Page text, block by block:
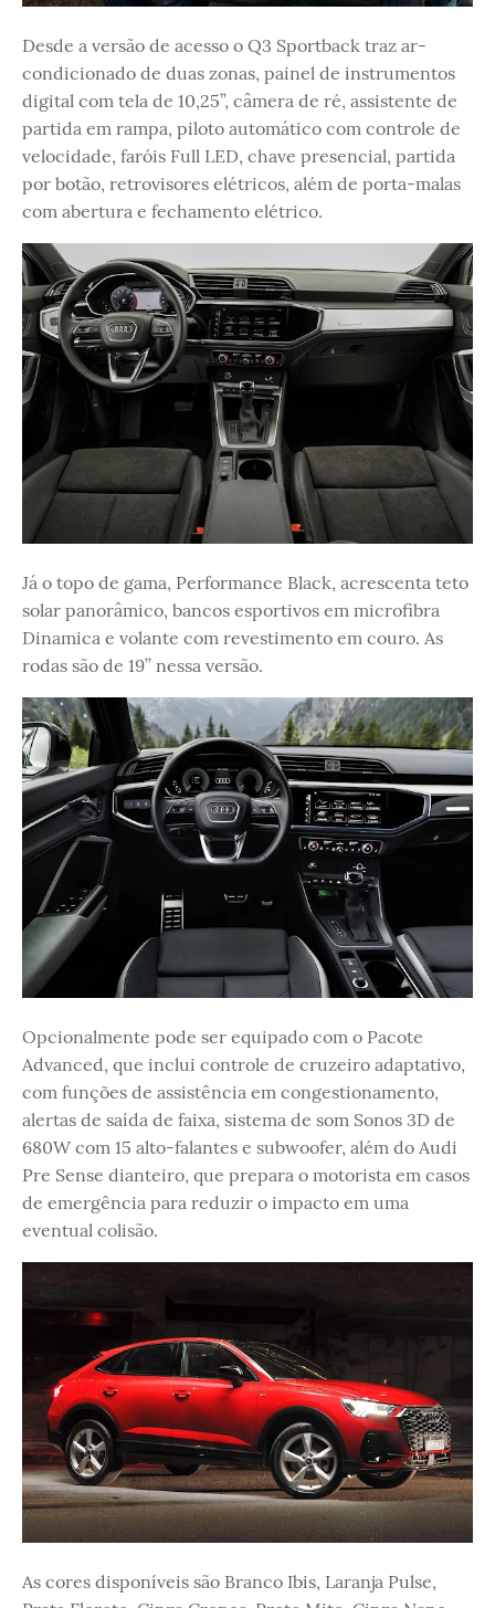
Desde a versão de acesso o Q3 Sportback traz ar-
condicionado de duas zonas, painel de instrumentos
digital com tela de 10,25”, câmera de ré, assistente de
partida em rampa, piloto automático com controle de
velocidade, faróis Full LED, chave presencial, partida
por botão, retrovisores elétricos, além de porta-malas
com abertura e fechamento elétrico.
Já o topo de gama, Performance Black, acrescenta teto
solar panorâmico, bancos esportivos em microfibra
Dinamica e volante com revestimento em couro. As
rodas são de 19’’ nessa versão.
Opcionalmente pode ser equipado com o Pacote
Advanced, que inclui controle de cruzeiro adaptativo,
com funções de assistência em congestionamento,
alertas de saída de faixa, sistema de som Sonos 3D de
680W com 15 alto-falantes e subwoofer, além do Audi
Pre Sense dianteiro, que prepara o motorista em casos
de emergência para reduzir o impacto em uma
eventual colisão.
As cores disponíveis são Branco Ibis, Laranja Pulse,